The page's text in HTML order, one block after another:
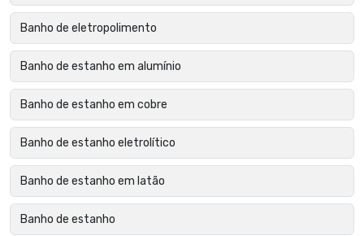
Banho de eletropolimento
Banho de estanho em alumínio
Banho de estanho em cobre
Banho de estanho eletrolítico
Banho de estanho em latão
Banho de estanho